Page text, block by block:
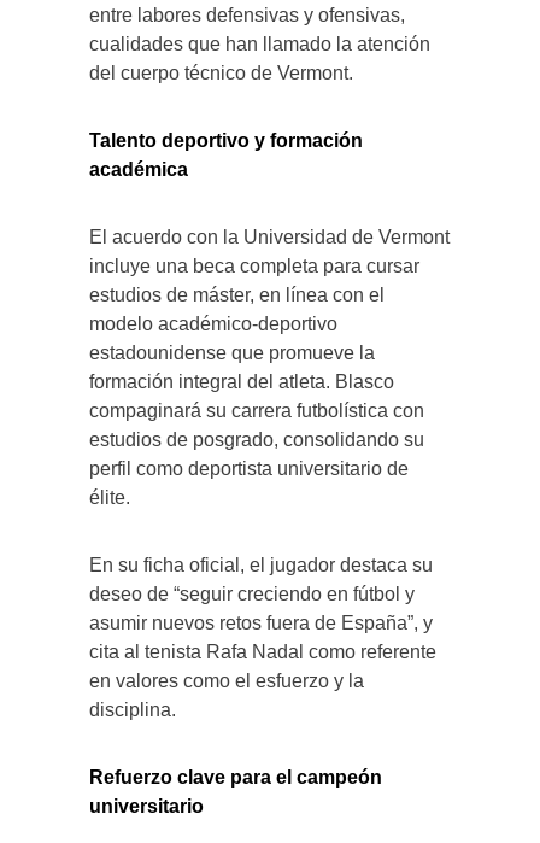
entre labores defensivas y ofensivas,
cualidades que han llamado la atención
del cuerpo técnico de Vermont.
Talento deportivo y formación
académica
El acuerdo con la Universidad de Vermont
incluye una beca completa para cursar
estudios de máster, en línea con el
modelo académico-deportivo
estadounidense que promueve la
formación integral del atleta. Blasco
compaginará su carrera futbolística con
estudios de posgrado, consolidando su
perfil como deportista universitario de
élite.
En su ficha oficial, el jugador destaca su
deseo de “seguir creciendo en fútbol y
asumir nuevos retos fuera de España”, y
cita al tenista Rafa Nadal como referente
en valores como el esfuerzo y la
disciplina.
Refuerzo clave para el campeón
universitario